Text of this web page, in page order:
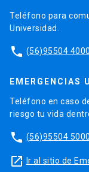
Teléfono para
Universidad.
phone (56)95504 4000
EMERGENCIAS
Teléfono en caso
riesgo tu vida
phone (56)95504 5000
launch Ir al sitio de